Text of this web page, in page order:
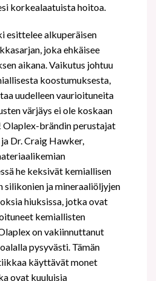
korkealaatuista hoitoa.
esittelee alkuperäisen
joka ehkäisee
aikana. Vaikutus johtuu
koostumuksesta,
uudelleen vaurioituneita
värjäys ei ole koskaan
brändin perustajat
Dr. Craig Hawker,
he keksivät kemiallisen
silikonien ja mineraaliöljyjen
hiuksissa, jotka ovat
kemiallisten
on vakiinnuttanut
pysyvästi. Tämän
käyttävät monet
ovat kuuluisia